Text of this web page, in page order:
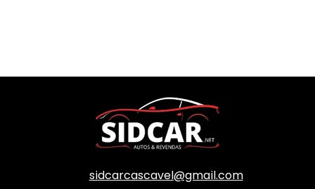
sidcarcascavel@gmail.com